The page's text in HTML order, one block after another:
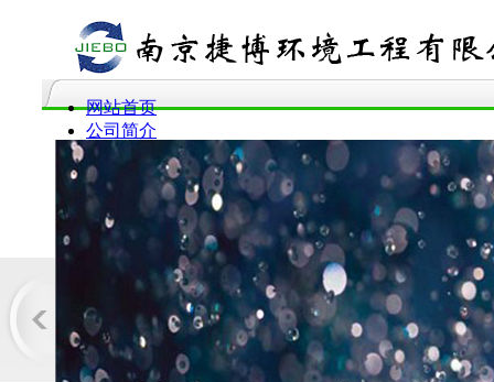
网站首页
公司简介
服务范围
产品介绍
企业动态
工程案例
企业资质
联系我们